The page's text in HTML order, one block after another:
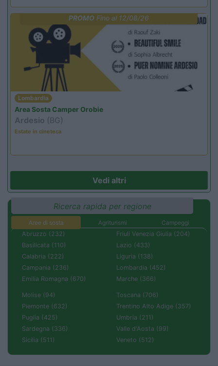
PROMO Fino al 12/08/26
Lombardia
Area Sosta Camper Orobie
Ardesio (BG)
Estate in cineteca
Vedi altri
Ricerca rapida per regione
Aree di sosta Agriturismi
Campeggi
Abruzzo (232)
Basilicata (110)
Calabria (222)
Campania (236)
Emilia Romagna (670)
Friuli Venezia Giulia (204)
Lazio (433)
Liguria (138)
Lombardia (452)
Marche (366)
Molise (94)
Piemonte (632)
Puglia (425)
Sardegna (336)
Sicilia (511)
Toscana (706)
Trentino Alto Adige (357)
Umbria (211)
Valle d'Aosta (99)
Veneto (512)